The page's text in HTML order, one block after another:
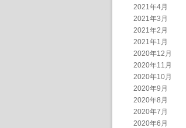
2021年4月
2021年3月
2021年2月
2021年1月
2020年12月
2020年11月
2020年10月
2020年9月
2020年8月
2020年7月
2020年6月